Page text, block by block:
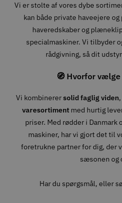
Vi er stolte af vores dybe
kan både private haveejere
haveredskaber og
specialmaskiner. Vi tilbyder
rådgivning, så dit
🧭 Hvorfor
Vi kombinerersolid faglig viden,
varesortimentmed hurtig
priser. Med rødder i
maskiner, har vi gjort det til
foretrukne partner for dig, der
sæsonen og
Har du spørgsmål, eller